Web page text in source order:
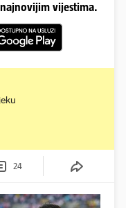
vijestima.
24